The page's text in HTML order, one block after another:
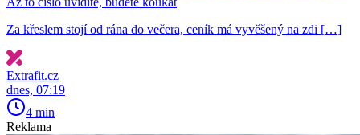
Za křeslem stojí od rána do večera, ceník má vyvěšený na zdi […]
Extrafit.cz
dnes, 07:19
4 min
Reklama